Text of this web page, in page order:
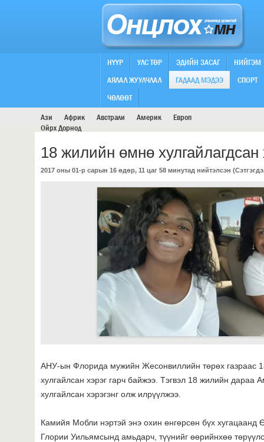
ДЭЛХИЙ
НҮҮР УЛС ТӨР ЭДИЙН ЗАСАГ
НИЙГЭМ
АЯЛАЛ ЖУУЛЧЛАЛ
ГАДААД МЭДЭЭ
СПОРТ
ЧӨЛӨӨТ
Ази
Африк Австрали Америк
Европ
Ойрх Дорнод
18 жилийн өмнө хулгайлагдсан
2017 оны 01-р сарын 16 өдөр, 11 цаг 58 минутад нийтэлсэн (
АНУ-ын Флорида мужийн Жесонвиллийн төрөх газраас
хулгайлсан хэрэг гарч байжээ. Тэгвэл 18 жилийн дараа
хулгайлсан хэрэгэнг олж илрүүлжээ.
Камийя Мобли нэртэй энэ охин өнгөрсөн бүх хугацаанд
Глории Уильямсынд амьдарч, түүнийг өөрийнхөө